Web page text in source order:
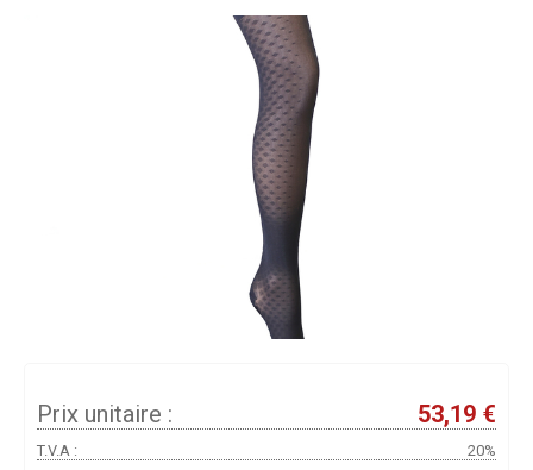
Prix unitaire : 53,19 €
T.V.A :
20%